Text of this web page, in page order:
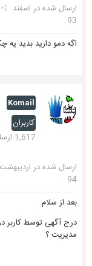
ارسال شده در اسفند
93
اگه دمو دارید بدید یه
Komail
کاربران
1,617 ارسال
ارسال شده در اردیبهشت
94
بعد از سلام
درج آگهی توسط کاربر
مدیریت ؟